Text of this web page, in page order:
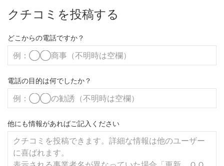
クチコミを投稿する
どこからの電話ですか？
電話の目的は何でしたか？
他にも情報があればご記入ください